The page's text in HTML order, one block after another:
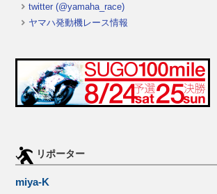
twitter (@yamaha_race)
ヤマハ発動機レース情報
リポーター
miya-K